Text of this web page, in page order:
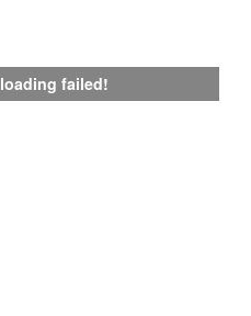
loading failed!